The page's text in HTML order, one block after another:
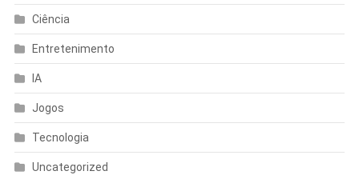
Ciência
Entretenimento
IA
Jogos
Tecnologia
Uncategorized